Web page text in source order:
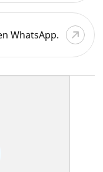
WhatsApp.